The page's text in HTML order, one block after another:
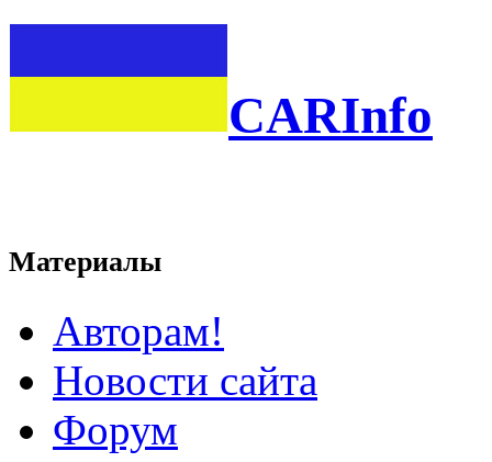
CARInfo
Материалы
Авторам!
Новости сайта
Форум